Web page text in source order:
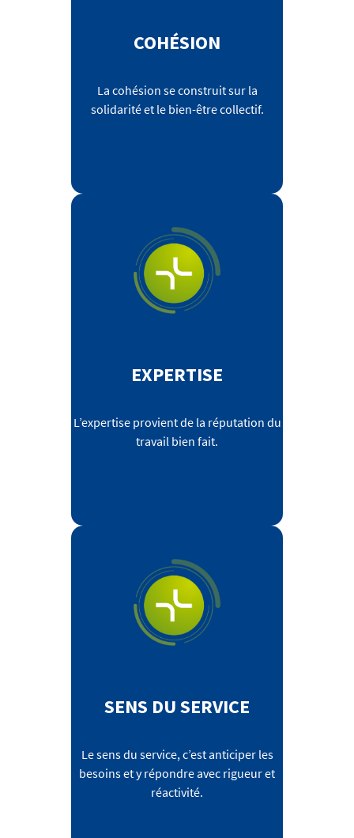
COHÉSION
La cohésion se construit sur la
solidarité et le bien-être collectif.
EXPERTISE
L’expertise provient de la réputation du
travail bien fait.
SENS DU SERVICE
Le sens du service, c’est anticiper les
besoins et y répondre avec rigueur et
réactivité.